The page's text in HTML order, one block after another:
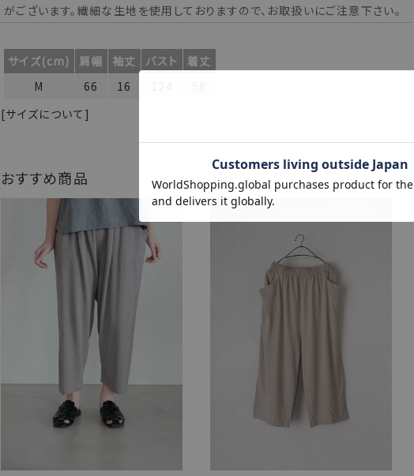
がございます。繊細な生地を使用しておりますので、お取扱いにご注意下さい。
サイズ(cm) 肩幅 袖丈 バスト
着丈
M
66 16
[サイズについて]
おすすめ商品